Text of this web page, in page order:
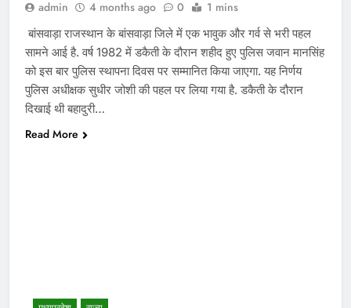
admin 4 months ago 0 1 mins
बांसवाड़ा राजस्थान के बांसवाड़ा जिले में एक भावुक और गर्व से भरी पहल
सामने आई है. वर्ष 1982 में डकैती के दौरान शहीद हुए पुलिस जवान मानसिंह
को इस बार पुलिस स्थापना दिवस पर सम्मानित किया जाएगा. यह निर्णय
पुलिस अधीक्षक सुधीर जोशी की पहल पर लिया गया है. डकैती के दौरान
दिखाई थी बहादुरी…
Read More